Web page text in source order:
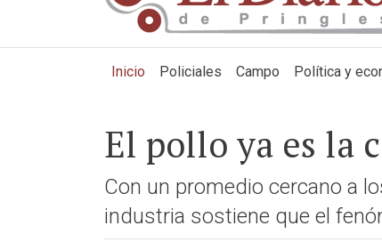
Inicio (current)
Policiales Campo Política y
El pollo ya es la
Con un promedio cercano a
industria sostiene que el